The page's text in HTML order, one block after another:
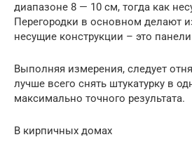
диапазоне 8 — 10 см, тогда как
Перегородки в основном делают
несущие конструкции – это
Выполняя измерения, следует
лучше всего снять штукатурку в
максимально точного результата.
В кирпичных домах